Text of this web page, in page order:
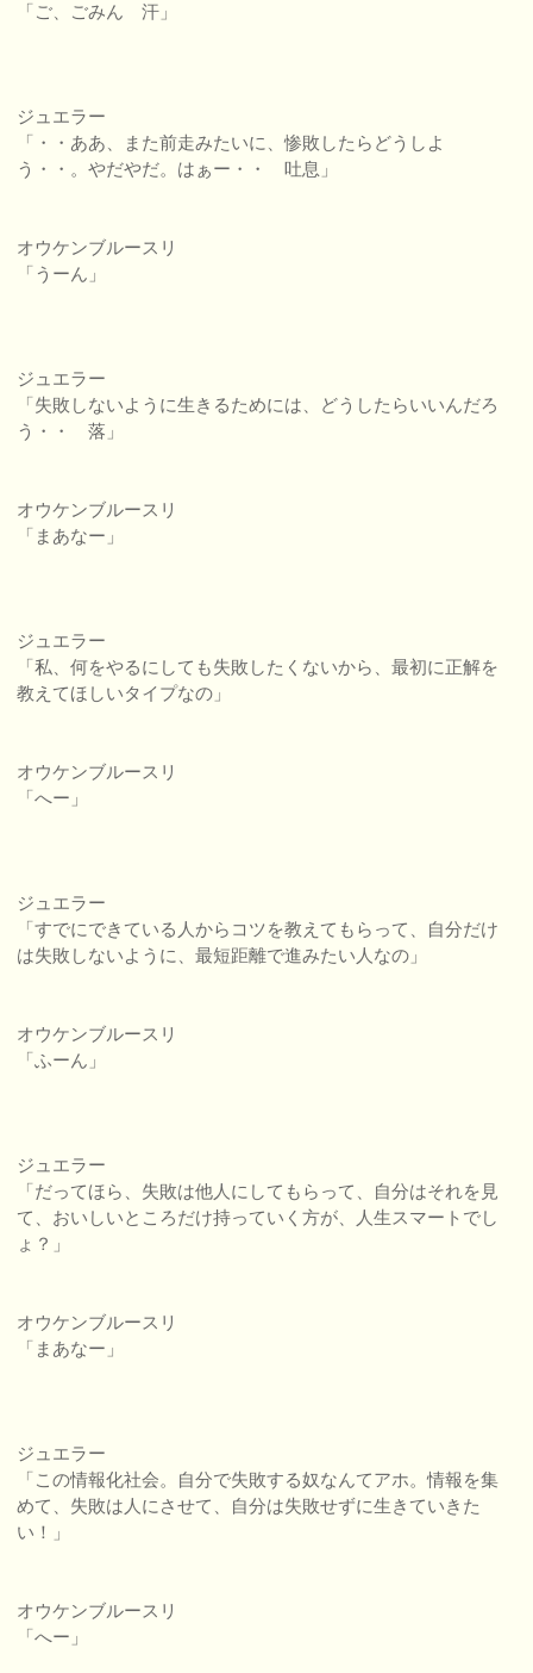
「ご、ごみん 汗」
ジュエラー
「・・ああ、また前走みたいに、惨敗したらどうしよ
う・・。やだやだ。はぁー・・ 吐息」
オウケンブルースリ
「うーん」
ジュエラー
「失敗しないように生きるためには、どうしたらいいんだろ
う・・ 落」
オウケンブルースリ
「まあなー」
ジュエラー
「私、何をやるにしても失敗したくないから、最初に正解を
教えてほしいタイプなの」
オウケンブルースリ
「へー」
ジュエラー
「すでにできている人からコツを教えてもらって、自分だけ
は失敗しないように、最短距離で進みたい人なの」
オウケンブルースリ
「ふーん」
ジュエラー
「だってほら、失敗は他人にしてもらって、自分はそれを見
て、おいしいところだけ持っていく方が、人生スマートでし
ょ？」
オウケンブルースリ
「まあなー」
ジュエラー
「この情報化社会。自分で失敗する奴なんてアホ。情報を集
めて、失敗は人にさせて、自分は失敗せずに生きていきた
い！」
オウケンブルースリ
「へー」